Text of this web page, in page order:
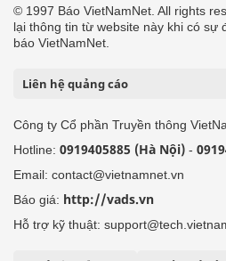
© 1997 Báo VietNamNet. All rights
lại thông tin từ website này khi có sự
báo VietNamNet.
Liên hệ quảng cáo
Công ty Cổ phần Truyền thông
Hotline: 0919405885 (Hà Nội) -
Email: contact@vietnamnet.vn
Báo giá: http://vads.vn
Hỗ trợ kỹ thuật: